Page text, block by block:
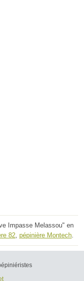
Impasse Melassou" en
82, pépinière Montech.